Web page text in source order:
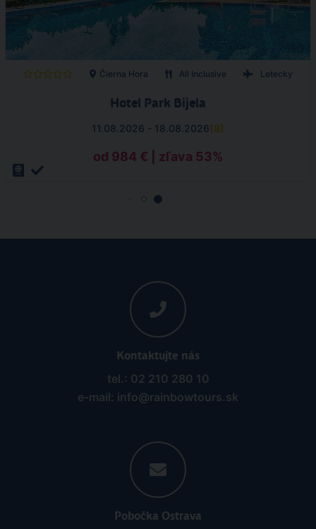
Čierna Hora All Inclusive Letecky
Hotel Park Bijela
11.08.2026 - 18.08.2026(8)
od 984 € | zľava 53%
Kontaktujte nás
tel.: 02 210 280 10
e-mail: info@rainbowtours.sk
Pobočka Ostrava